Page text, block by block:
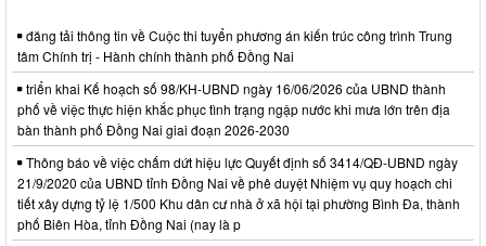
đăng tải thông tin về Cuộc thi tuyển phương án kiến trúc công trình Trung
tâm Chính trị - Hành chính thành phố Đồng Nai
triển khai Kế hoạch số 98/KH-UBND ngày 16/06/2026 của UBND thành
phố về việc thực hiện khắc phục tình trạng ngập nước khi mưa lớn trên địa
bàn thành phố Đồng Nai giai đoạn 2026-2030
Thông báo về việc chấm dứt hiệu lực Quyết định số 3414/QĐ-UBND ngày
21/9/2020 của UBND tỉnh Đồng Nai về phê duyệt Nhiệm vụ quy hoạch chi
tiết xây dựng tỷ lệ 1/500 Khu dân cư nhà ở xã hội tại phường Bình Đa, thành
phố Biên Hòa, tỉnh Đồng Nai (nay là p